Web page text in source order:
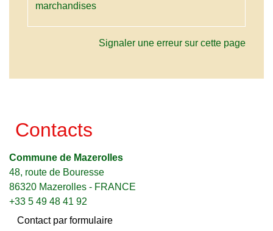
marchandises
Signaler une erreur sur cette page
Contacts
Commune de Mazerolles
48, route de Bouresse
86320 Mazerolles - FRANCE
+33 5 49 48 41 92
Contact par formulaire